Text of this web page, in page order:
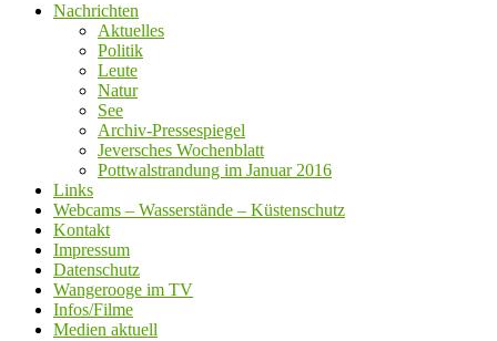
Nachrichten
Aktuelles
Politik
Leute
Natur
See
Archiv-Pressespiegel
Jeversches Wochenblatt
Pottwalstrandung im Januar 2016
Links
Webcams – Wasserstände – Küstenschutz
Kontakt
Impressum
Datenschutz
Wangerooge im TV
Infos/Filme
Medien aktuell